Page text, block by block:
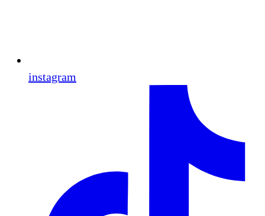
instagram